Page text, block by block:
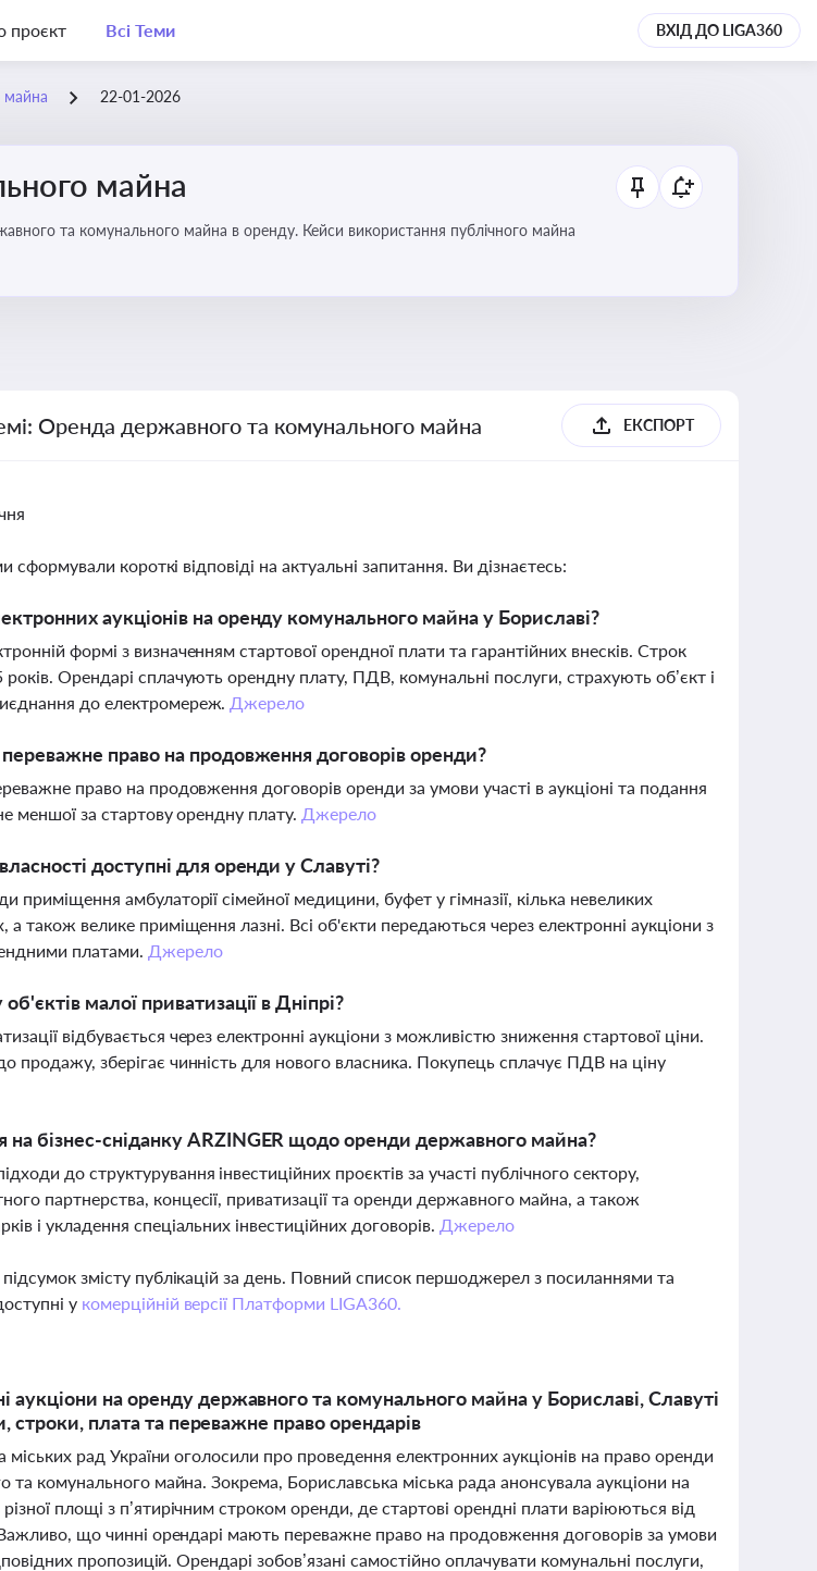
проєкт Всі Теми ВХІД ДО LIGA360
майна 22-01-2026
майна
та комунального майна в оренду. Кейси використання публічного майна
Оренда державного та комунального майна ЕКСПОРТ
сформували короткі відповіді на актуальні запитання. Ви дізнаєтесь:
аукціонів на оренду комунального майна у Бориславі?
формі з визначенням стартової орендної плати та гарантійних внесків. Строк
Орендарі сплачують орендну плату, ПДВ, комунальні послуги, страхують об’єкт і
до електромереж. Джерело
право на продовження договорів оренди?
право на продовження договорів оренди за умови участі в аукціоні та подання
меншої за стартову орендну плату. Джерело
доступні для оренди у Славуті?
приміщення амбулаторії сімейної медицини, буфет у гімназії, кілька невеликих
а також велике приміщення лазні. Всі об'єкти передаються через електронні аукціони з
платами. Джерело
малої приватизації в Дніпрі?
відбувається через електронні аукціони з можливістю зниження стартової ціни.
продажу, зберігає чинність для нового власника. Покупець сплачує ПДВ на ціну
на бізнес-сніданку ARZINGER щодо оренди державного майна?
до структурування інвестиційних проєктів за участі публічного сектору,
партнерства, концесії, приватизації та оренди державного майна, а також
і укладення спеціальних інвестиційних договорів. Джерело
змісту публікацій за день. Повний список першоджерел з посиланнями та
у комерційній версії Платформи LIGA360.
на оренду державного та комунального майна у Бориславі, Славуті
строки, плата та переважне право орендарів
міських рад України оголосили про проведення електронних аукціонів на право оренди
та комунального майна. Зокрема, Бориславська міська рада анонсувала аукціони на
площі з п’ятирічним строком оренди, де стартові орендні плати варіюються від
що чинні орендарі мають переважне право на продовження договорів за умови
пропозицій. Орендарі зобов’язані самостійно оплачувати комунальні послуги,